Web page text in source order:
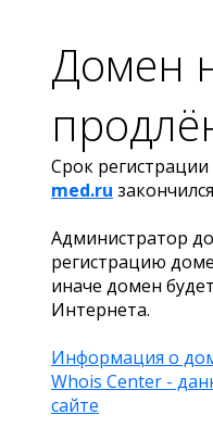
Домен
Срок
med.ru закончился
Администратор
регистрацию
иначе домен
Интернета.
Информация о
Whois Center -
сайте